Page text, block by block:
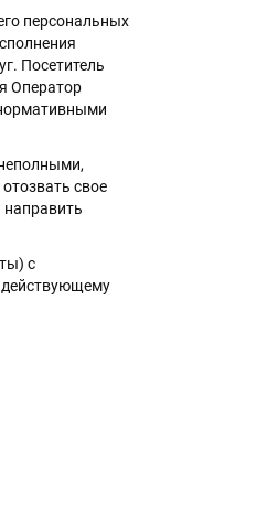
персональных
Посетитель
Оператор
свое
с
действующему